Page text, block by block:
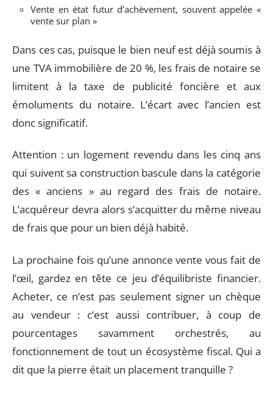
Vente en état futur d’achèvement, souvent appelée «
vente sur plan »
Dans ces cas, puisque le bien neuf est déjà soumis à
une TVA immobilière de 20 %, les frais de notaire se
limitent à la taxe de publicité foncière et aux
émoluments du notaire. L’écart avec l’ancien est
donc significatif.
Attention : un logement revendu dans les cinq ans
qui suivent sa construction bascule dans la catégorie
des « anciens » au regard des frais de notaire.
L’acquéreur devra alors s’acquitter du même niveau
de frais que pour un bien déjà habité.
La prochaine fois qu’une annonce vente vous fait de
l’œil, gardez en tête ce jeu d’équilibriste financier.
Acheter, ce n’est pas seulement signer un chèque
au vendeur : c’est aussi contribuer, à coup de
pourcentages savamment orchestrés, au
fonctionnement de tout un écosystème fiscal. Qui a
dit que la pierre était un placement tranquille ?